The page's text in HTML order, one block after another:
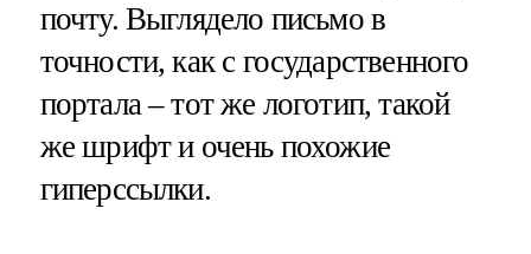
почту. Выглядело письмо в
точности, как с государственного
портала – тот же логотип, такой
же шрифт и очень похожие
гиперссылки.